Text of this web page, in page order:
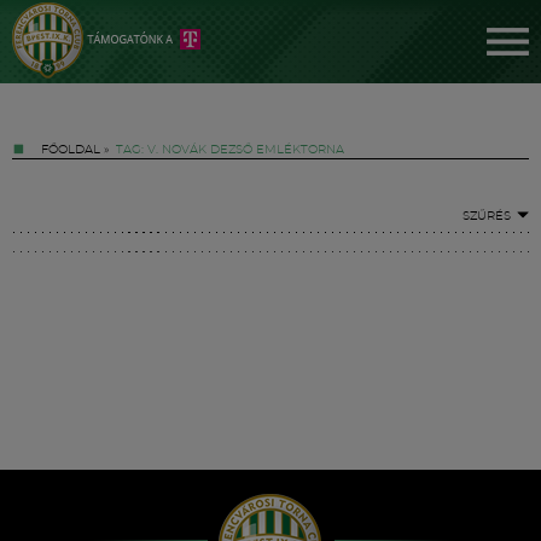
FŐOLDAL » TAG: V. NOVÁK DEZSŐ EMLÉKTORNA
SZŰRÉS
Hírek